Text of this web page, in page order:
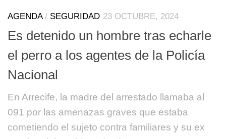
AGENDA/ SEGURIDAD 23 OCTUBRE, 2024
Es detenido un hombre tras echarle
el perro a los agentes de la Policía
Nacional
En Arrecife, la madre del arrestado llamaba al
091 por las amenazas graves que estaba
cometiendo el sujeto contra familiares y su ex